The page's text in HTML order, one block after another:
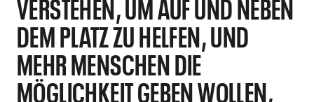
VERSTEHEN, UM AUF UND NEBEN
DEM PLATZ ZU HELFEN, UND
MEHR MENSCHEN DIE
MÖGLICHKEIT GEBEN WOLLEN,